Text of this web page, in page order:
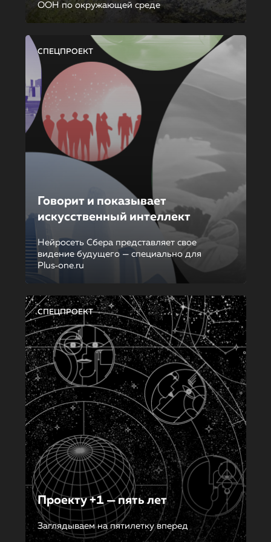
ООН по окружающей среде
СПЕЦПРОЕКТ
Говорит и показывает
искусственный интеллект
Нейросеть Сбера представляет свое
видение будущего — специально для
Plus‑one.ru
СПЕЦПРОЕКТ
Проекту +1 — пять лет
Заглядываем на пятилетку вперед